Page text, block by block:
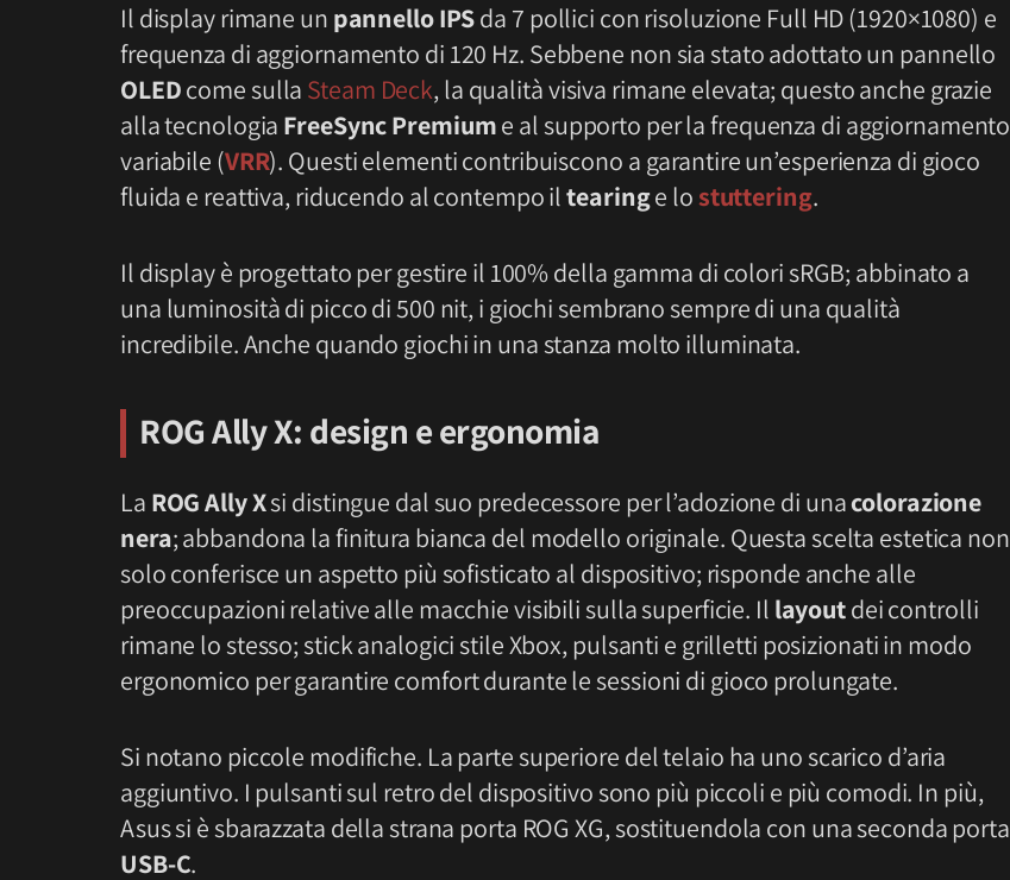
Il display rimane un pannello IPSda 7 pollici con risoluzione Full HD (1920×1080) e
frequenza di aggiornamento di 120 Hz. Sebbene non sia stato adottato un pannello
OLEDcome sulla Steam Deck, la qualità visiva rimane elevata; questo anche grazie
alla tecnologia FreeSync Premiume al supporto per la frequenza di aggiornamento
variabile (VRR). Questi elementi contribuiscono a garantire un’esperienza di gioco
fluida e reattiva, riducendo al contempo iltearinge lostuttering.
Il display è progettato per gestire il 100% della gamma di colori sRGB; abbinato a
una luminosità di picco di 500 nit, i giochi sembrano sempre di una qualità
incredibile. Anche quando giochi in ​​una stanza molto illuminata.
ROG Ally X: design e ergonomia
La ROG Ally Xsi distingue dal suo predecessore per l’adozione di unacolorazione
nera; abbandona la finitura bianca del modello originale. Questa scelta estetica non
solo conferisce un aspetto più sofisticato al dispositivo; risponde anche alle
preoccupazioni relative alle macchie visibili sulla superficie. Il layoutdei controlli
rimane lo stesso; stick analogici stile Xbox, pulsanti e grilletti posizionati in modo
ergonomico per garantire comfort durante le sessioni di gioco prolungate.
Si notano piccole modifiche. La parte superiore del telaio ha uno scarico d’aria
aggiuntivo. I pulsanti sul retro del dispositivo sono più piccoli e più comodi. In più,
Asus si è sbarazzata della strana porta ROG XG, sostituendola con una seconda porta
USB-C.